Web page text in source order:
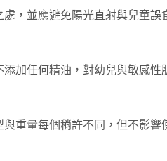
處，並應避免陽光直射與兒童誤
添加任何精油，對幼兒與敏感
重量每個稍許不同，但不影響